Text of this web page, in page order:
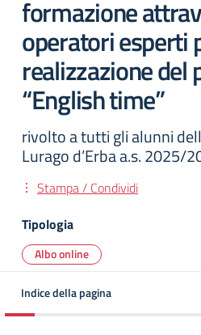
formazione
operatori esperti
realizzazione del
“English time”
rivolto a tutti gli alunni
Lurago d’Erba a.s. 2025/
Stampa / Condividi
Tipologia
Albo online
Indice della pagina